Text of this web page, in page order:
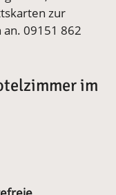
zur
an. 09151 862
im